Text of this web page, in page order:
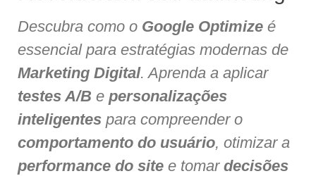
Descubra como o Google Optimize é
essencial para estratégias modernas de
Marketing Digital. Aprenda a aplicar
testes A/B e personalizações
inteligentes para compreender o
comportamento do usuário, otimizar a
performance do site e tomar decisões